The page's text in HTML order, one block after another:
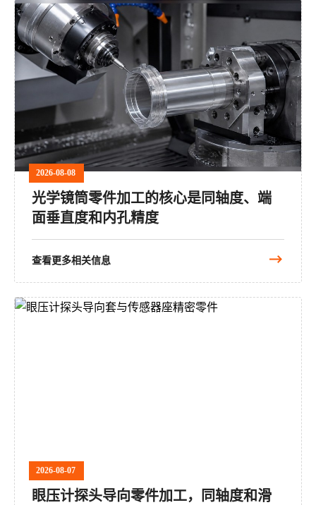
2026-08-08
光学镜筒零件加工的核心是同轴度、端
面垂直度和内孔精度
查看更多相关信息
2026-08-07
眼压计探头导向零件加工，同轴度和滑